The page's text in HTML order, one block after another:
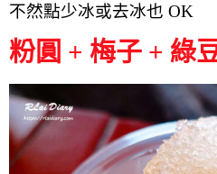
不然點少冰或去冰也 OK
粉圓 + 梅子 + 綠